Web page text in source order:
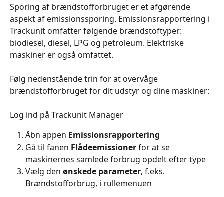
Sporing af brændstofforbruget er et afgørende
aspekt af emissionssporing. Emissionsrapportering i
Trackunit omfatter følgende brændstoftyper:
biodiesel, diesel, LPG og petroleum. Elektriske
maskiner er også omfattet.
Følg nedenstående trin for at overvåge
brændstofforbruget for dit udstyr og dine maskiner:
Log ind på Trackunit Manager
Åbn appen Emissionsrapportering
Gå til fanen Flådeemissioner for at se
maskinernes samlede forbrug opdelt efter type
Vælg den ønskede parameter, f.eks.
Brændstofforbrug, i rullemenuen